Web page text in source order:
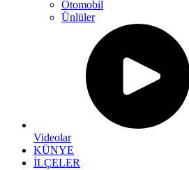
Otomobil
Ünlüler
Videolar
KÜNYE
İLÇELER